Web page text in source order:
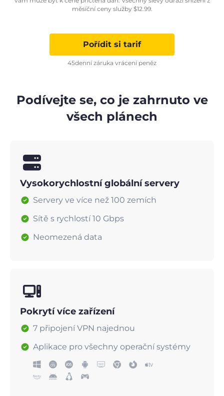
měsíční ceny služby $12.99.
Pořídit si tarif
45denní záruka vrácení peněz
Podívejte se, co je zahrnuto ve
všech plánech
Vysokorychlostní globální servery
Servery ve více než 100 zemích
Sítě s rychlostí 10 Gbps
Neomezená data
Pokrytí více zařízení
7 připojení VPN najednou
Aplikace pro všechny operační systémy